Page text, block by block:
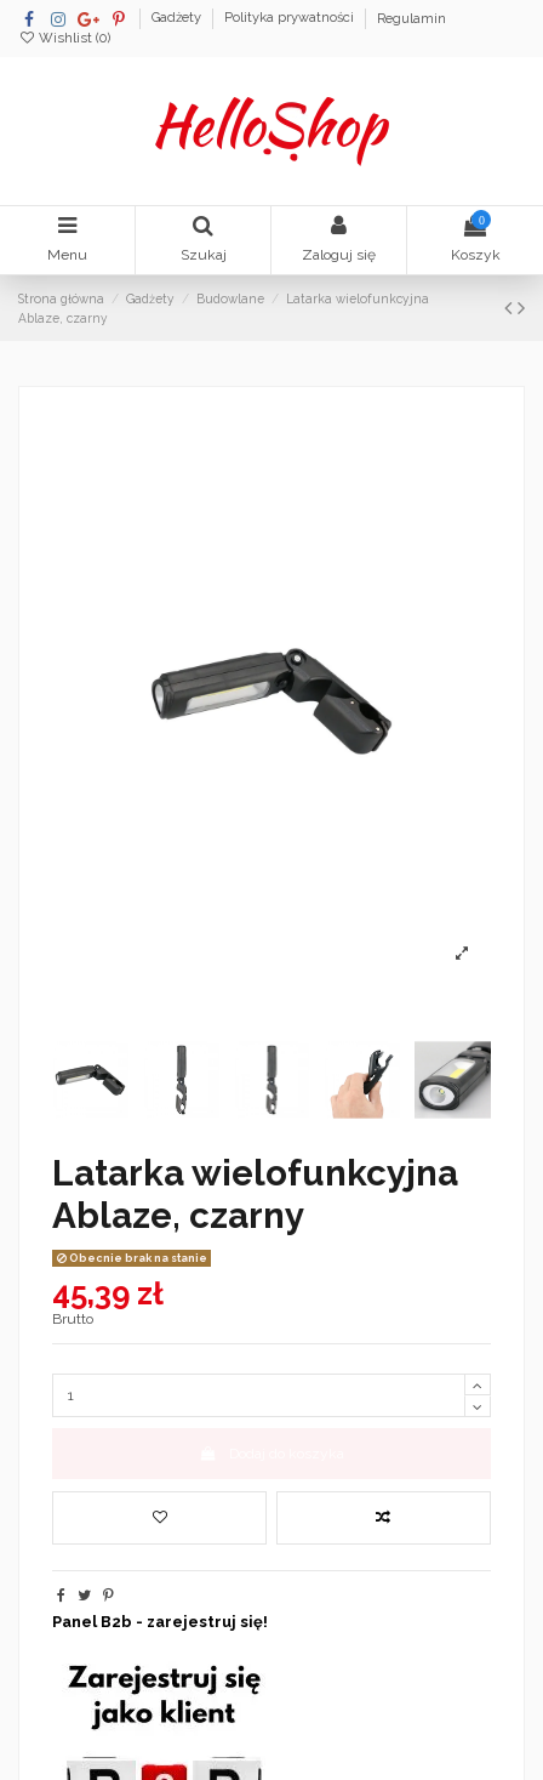
Gadżety Polityka prywatności
Regulamin
Wishlist (0)
Menu Szukaj Zaloguj się
0
Koszyk
Strona główna Gadżety Budowlane
Latarka wielofunkcyjna
Ablaze, czarny
Latarka wielofunkcyjna
Ablaze, czarny
Obecnie brak na stanie
45,39 zł
Brutto
Panel B2b - zarejestruj się!